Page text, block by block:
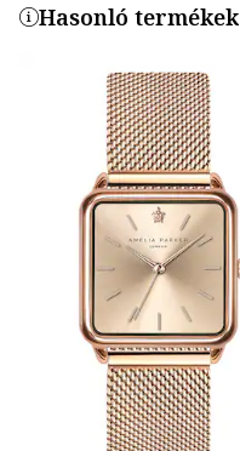
Hasonló termékek